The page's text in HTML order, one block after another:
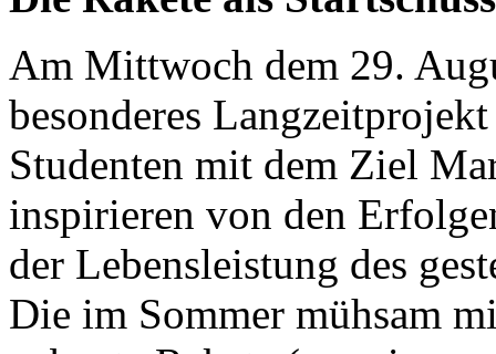
Am Mittwoch dem 29.
besonderes
Studenten mit dem Ziel
inspirieren von den
der Lebensleistung des
Die im Sommer mühsam